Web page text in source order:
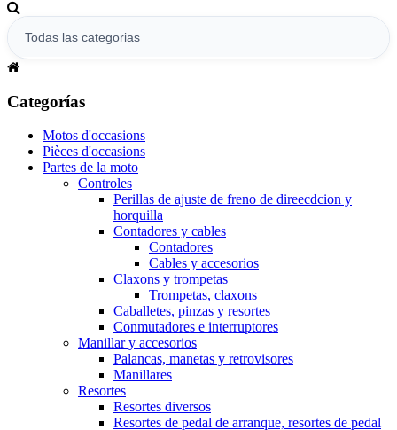
Categorías
Motos d'occasions
Pièces d'occasions
Partes de la moto
Controles
Perillas de ajuste de freno de direecdcion y
horquilla
Contadores y cables
Contadores
Cables y accesorios
Claxons y trompetas
Trompetas, claxons
Caballetes, pinzas y resortes
Conmutadores e interruptores
Manillar y accesorios
Palancas, manetas y retrovisores
Manillares
Resortes
Resortes diversos
Resortes de pedal de arranque, resortes de pedal